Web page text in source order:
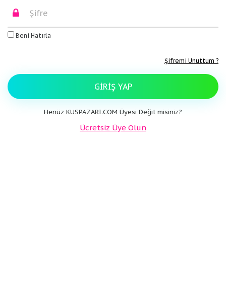
Beni Hatırla
Şifremi Unuttum ?
GIRIŞ YAP
Henüz KUSPAZARI.COM Üyesi Değil misiniz?
Ücretsiz Üye Olun